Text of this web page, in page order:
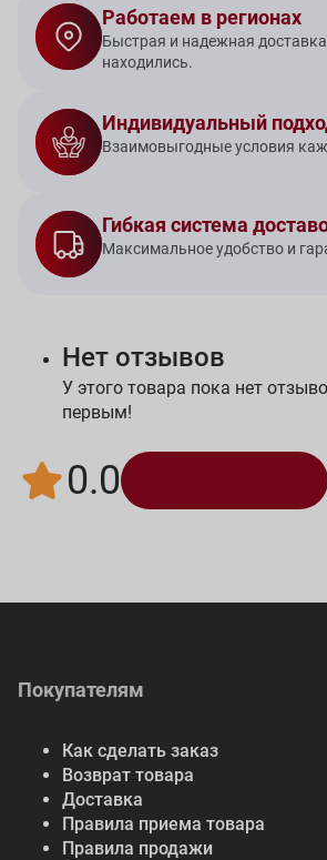
Работаем в регионах
Быстрая и надежная
находились.
Индивидуальный
Взаимовыгодные условия
Гибкая система
Максимальное удобство и
Нет отзывов
У этого товара пока нет
первым!
0.0
Покупателям
Как сделать заказ
Возврат товара
Доставка
Правила приема товара
Правила продажи